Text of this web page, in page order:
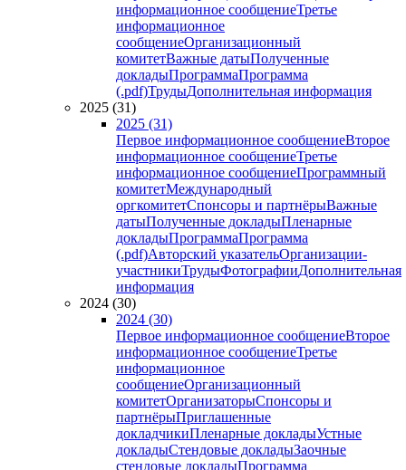
информационное сообщениеТретье
информационное
сообщениеОрганизационный
комитетВажные датыПолученные
докладыПрограммаПрограмма
(.pdf)ТрудыДополнительная информация
2025 (31)
2025 (31)
Первое информационное сообщениеВторое
информационное сообщениеТретье
информационное сообщениеПрограммный
комитетМеждународный
оргкомитетСпонсоры и партнёрыВажные
датыПолученные докладыПленарные
докладыПрограммаПрограмма
(.pdf)Авторский указательОрганизации-
участникиТрудыФотографииДополнительная
информация
2024 (30)
2024 (30)
Первое информационное сообщениеВторое
информационное сообщениеТретье
информационное
сообщениеОрганизационный
комитетОрганизаторыСпонсоры и
партнёрыПриглашенные
докладчикиПленарные докладыУстные
докладыСтендовые докладыЗаочные
стендовые докладыПрограмма